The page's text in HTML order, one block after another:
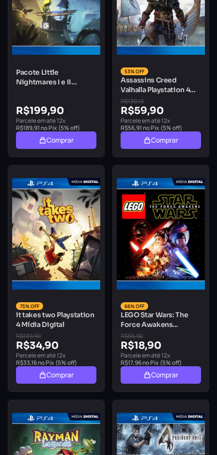
Pacote Little
Nightmares I e II
R$199,90
Parcele em até 12x
R$189,91 no Pix (5% off)
Comprar
53% OFF
Assassins Creed
Valhalla Playstation 4
Mídia Digital
R$130,10
R$59,90
Parcele em até 12x
R$56,91 no Pix (5% off)
Comprar
75% OFF
it takes two Playstation
4 Mídia Digital
R$139,90
R$34,90
Parcele em até 12x
R$33,16no Pix (5% off)
Comprar
66% OFF
LEGO Star Wars: The
Force Awakens
Playstation 4 Mídia
Digital
R$55,90
R$18,90
Parcele em até 12x
R$17,96no Pix (5% off)
Comprar